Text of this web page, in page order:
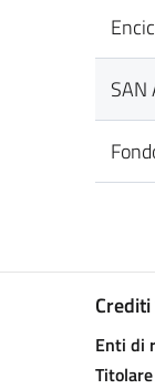
Enti di